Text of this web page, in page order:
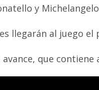
y
llegarán al juego el
que